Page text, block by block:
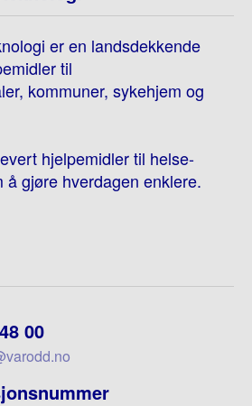
er en landsdekkende
til
kommuner, sykehjem og
hjelpemidler til helse-
å gjøre hverdagen enklere.
00